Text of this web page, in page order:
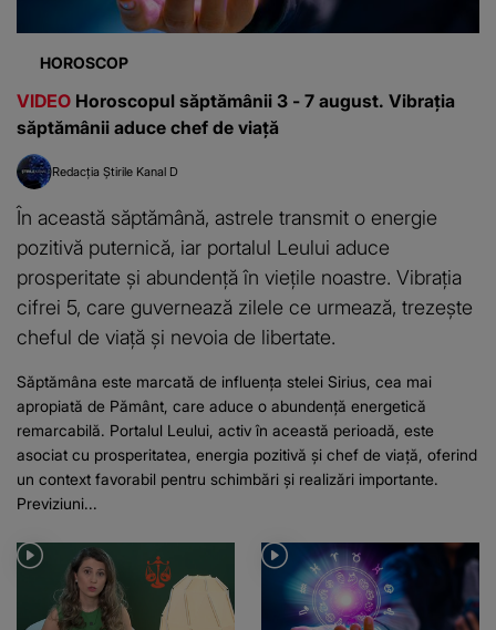
HOROSCOP
VIDEO Horoscopul săptămânii 3 - 7 august. Vibrația
săptămânii aduce chef de viață
Redacția Știrile Kanal D
În această săptămână, astrele transmit o energie
pozitivă puternică, iar portalul Leului aduce
prosperitate și abundență în viețile noastre. Vibrația
cifrei 5, care guvernează zilele ce urmează, trezește
cheful de viață și nevoia de libertate.
Săptămâna este marcată de influența stelei Sirius, cea mai
apropiată de Pământ, care aduce o abundență energetică
remarcabilă. Portalul Leului, activ în această perioadă, este
asociat cu prosperitatea, energia pozitivă și chef de viață, oferind
un context favorabil pentru schimbări și realizări importante.
Previziuni...